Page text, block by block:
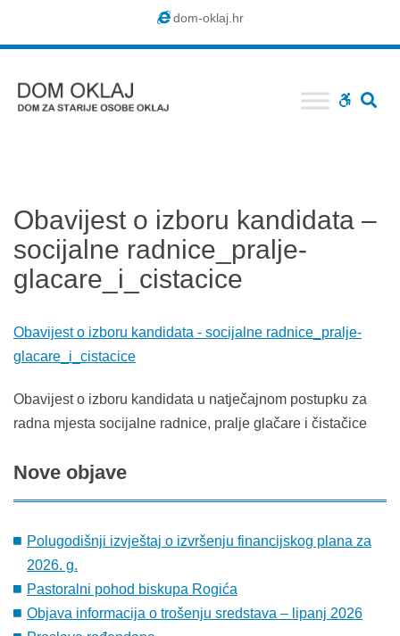
dom-oklaj.hr
WCAG
Obavijest o izboru kandidata –
socijalne radnice_pralje-
glacare_i_cistacice
Obavijest o izboru kandidata - socijalne radnice_pralje-
glacare_i_cistacice
Obavijest o izboru kandidata u natječajnom postupku za
radna mjesta socijalne radnice, pralje glačare i čistačice
Nove objave
Polugodišnji izvještaj o izvršenju financijskog plana za
2026. g.
Pastoralni pohod biskupa Rogića
Objava informacija o trošenju sredstava – lipanj 2026